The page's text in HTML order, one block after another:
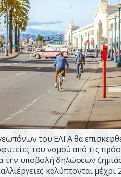
του ΕΛΓΑ θα
του νομού από τις
την υποβολή δηλώσεων
καλύπτονται